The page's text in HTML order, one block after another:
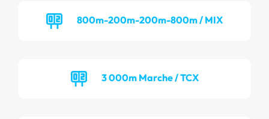
800m-200m-200m-800m / MIX
3 000m Marche / TCX